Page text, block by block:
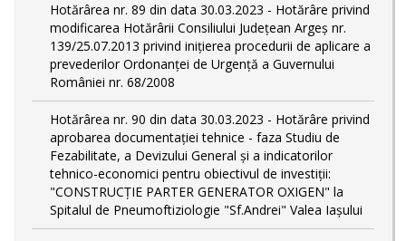
Hotărârea nr. 89 din data 30.03.2023 - Hotărâre privind
modificarea Hotărârii Consiliului Județean Argeș nr.
139/25.07.2013 privind inițierea procedurii de aplicare a
prevederilor Ordonanței de Urgență a Guvernului
României nr. 68/2008
Hotărârea nr. 90 din data 30.03.2023 - Hotărâre privind
aprobarea documentației tehnice - faza Studiu de
Fezabilitate, a Devizului General și a indicatorilor
tehnico-economici pentru obiectivul de investiții:
"CONSTRUCȚIE PARTER GENERATOR OXIGEN" la
Spitalul de Pneumoftiziologie "Sf.Andrei" Valea Iașului